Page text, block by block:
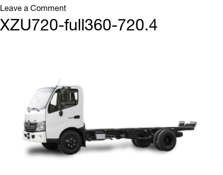
Leave a Commenton
XZU720-
full360-
XZU720-full360-720.4